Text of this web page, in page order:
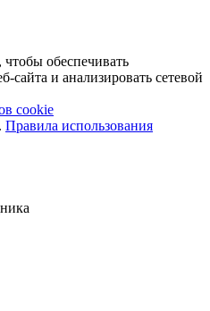
обеспечивать
сайта и анализировать сетевой
cookie
Правила использования